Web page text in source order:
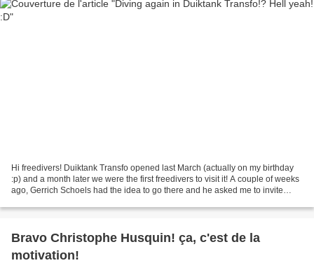
Hi freedivers! Duiktank Transfo opened last March (actually on my birthday
:p) and a month later we were the first freedivers to visit it! A couple of weeks
ago, Gerrich Schoels had the idea to go there and he asked me to invite
Bravo Christophe Husquin! ça, c'est de la
motivation!